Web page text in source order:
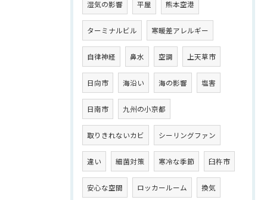
湿気の影響 平屋 熊本空港
ターミナルビル 寒暖差アレルギー
自律神経 鼻水 空調 上天草市
日向市 海沿い 海の影響 塩害
日南市 九州の小京都
取りきれないカビ シーリングファン
違い 細菌対策 寒冷な季節 臼杵市
安心な空間 ロッカールーム 換気